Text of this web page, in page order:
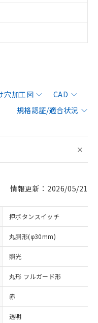
穴加工図
CAD
規格認証/適合状況
情報更新：2026/05/21
押ボタンスイッチ
丸胴形(φ30mm)
照光
丸形 フルガード形
赤
透明